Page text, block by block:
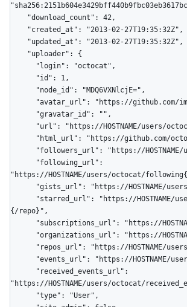
"https://HOSTNAME/users/octocat/
{/repo}",
"https://HOSTNAME/users/octocat/